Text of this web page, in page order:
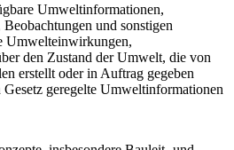
Umweltinformationen,
und sonstigen
Umwelteinwirkungen,
den Zustand der Umwelt, die von
erstellt oder in Auftrag gegeben
geregelte Umweltinformationen